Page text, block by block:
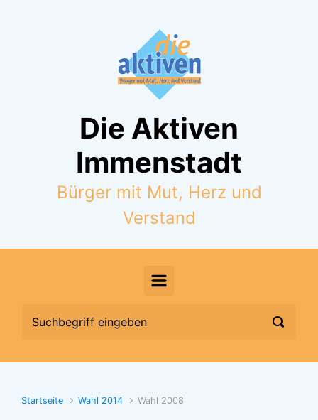
Die Aktiven
Immenstadt
Bürger mit Mut, Herz und
Verstand
Startseite Wahl 2014 Wahl 2008